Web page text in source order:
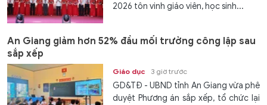
2026 tôn vinh giáo viên, học sinh...
An Giang giảm hơn 52% đầu mối trường công lập sau
sắp xếp
Giáo dục 3 giờ trước
GD&TĐ - UBND tỉnh An Giang vừa phê
duyệt Phương án sắp xếp, tổ chức lại